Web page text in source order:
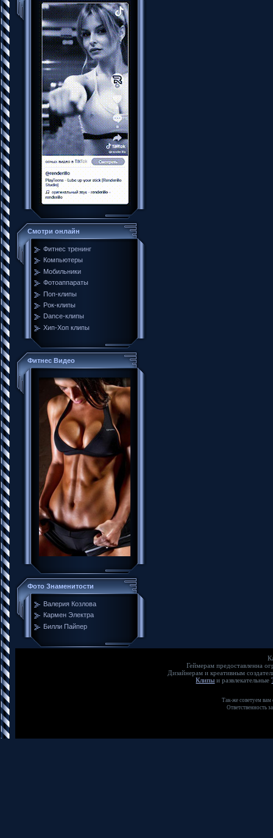
Смотри онлайн
Фитнес тренинг
Компьютеры
Мобильники
Фотоаппараты
Поп-клипы
Рок-клипы
Dance-клипы
Хип-Хоп клипы
Фитнес Видео
Фото Знаменитости
Валерия Козлова
Кармен Электра
Билли Пайпер
Геймерам предоставленна
Дизайнерам и креативным
Клипы и развлекательные
Так-же советуем
Ответственность